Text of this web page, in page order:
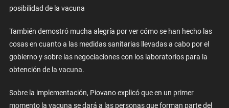
posibilidad de la vacuna
También demostró mucha alegría por ver cómo se han hecho las
cosas en cuanto a las medidas sanitarias llevadas a cabo por el
gobierno y sobre las negociaciones con los laboratorios para la
obtención de la vacuna.
Sobre la implementación, Piovano explicó que en un primer
momento la vacuna se dará a las personas que forman parte del